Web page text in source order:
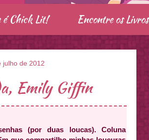
é Chick Lit! Encontre os Livros
julho de 2012
Emily Giffin
(por duas loucas). Coluna